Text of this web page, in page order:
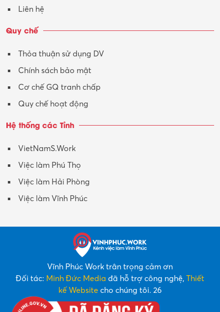
Liên hệ
Quy chế
Thỏa thuận sử dụng DV
Chính sách bảo mật
Cơ chế GQ tranh chấp
Quy chế hoạt động
Hệ thống các Tỉnh
VietNamS.Work
Việc làm Phú Thọ
Việc làm Hải Phòng
Việc làm Vĩnh Phúc
Vĩnh Phúc Work trân trọng cảm ơn
Đối tác: Minh Đức Media đã hỗ trợ công nghệ, Thiết
kế Website cho chúng tôi. 26